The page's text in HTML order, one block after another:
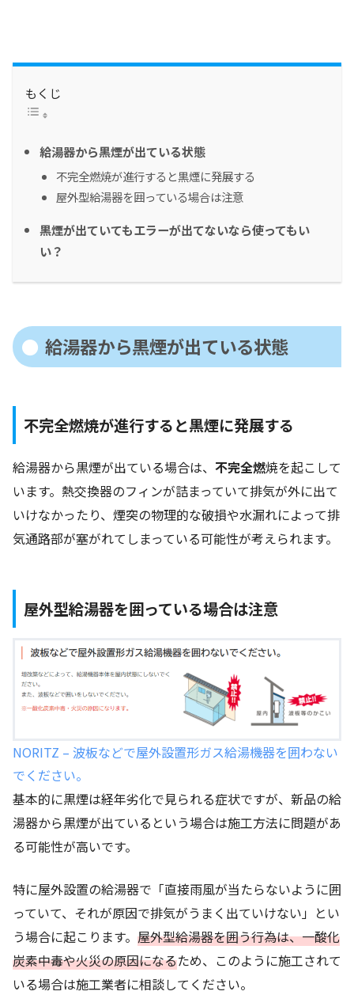
もくじ
給湯器から黒煙が出ている状態
不完全燃焼が進行すると黒煙に発展する
屋外型給湯器を囲っている場合は注意
黒煙が出ていてもエラーが出てないなら使ってもい
い？
給湯器から黒煙が出ている状態
不完全燃焼が進行すると黒煙に発展する
給湯器から黒煙が出ている場合は、 不完全燃焼を起こして
います。熱交換器のフィンが詰まっていて排気が外に出て
いけなかったり、煙突の物理的な破損や水漏れによって排
気通路部が塞がれてしまっている可能性が考えられます。
屋外型給湯器を囲っている場合は注意
NORITZ – 波板などで屋外設置形ガス給湯機器を囲わない
でください。
基本的に黒煙は経年劣化で見られる症状ですが、新品の給
湯器から黒煙が出ているという場合は施工方法に問題があ
る可能性が高いです。
特に屋外設置の給湯器で「直接雨風が当たらないように囲
っていて、それが原因で排気がうまく出ていけない」とい
う場合に起こります。 屋外型給湯器を囲う行為は、一酸化
炭素中毒や火災の原因になるため、このように施工されて
いる場合は施工業者に相談してください。